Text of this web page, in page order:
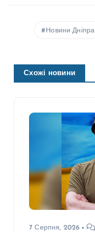
Новини Дніпра
Схожі новини
7 Серпня, 2026